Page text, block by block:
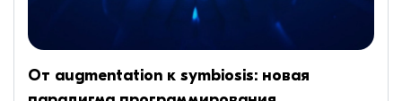
От augmentation к symbiosis: новая